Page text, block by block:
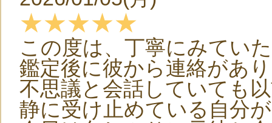
★★★★★
この度は、丁寧にみてい
鑑定後に彼から連絡があ
不思議と会話していても
静に受け止めている自分